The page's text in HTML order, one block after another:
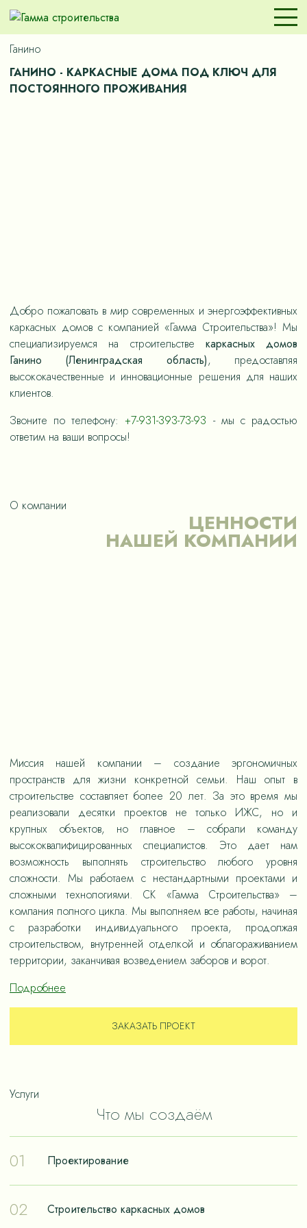
Ганино
ГАНИНО - КАРКАСНЫЕ ДОМА ПОД КЛЮЧ ДЛЯ
ПОСТОЯННОГО ПРОЖИВАНИЯ
Добро пожаловать в мир современных и энергоэффективных
каркасных домов с компанией «Гамма Строительства»! Мы
специализируемся на строительстве каркасных домов
Ганино (Ленинградская область), предоставляя
высококачественные и инновационные решения для наших
клиентов.
Звоните по телефону:+7-931-393-73-93 - мы с радостью
ответим на ваши вопросы!
О компании
ЦЕННОСТИ
НАШЕЙ КОМПАНИИ
Миссия нашей компании – создание эргономичных
пространств для жизни конкретной семьи. Наш опыт в
строительстве составляет более 20 лет. За это время мы
реализовали десятки проектов не только ИЖС, но и
крупных объектов, но главное – собрали команду
высококвалифицированных специалистов. Это дает нам
возможность выполнять строительство любого уровня
сложности. Мы работаем с нестандартными проектами и
сложными технологиями. СК «Гамма Строительства» –
компания полного цикла. Мы выполняем все работы, начиная
с разработки индивидуального проекта, продолжая
строительством, внутренней отделкой и облагораживанием
территории, заканчивая возведением заборов и ворот.
Подробнее
ЗАКАЗАТЬ ПРОЕКТ
Услуги
Что мы создаём
01
Проектирование
реализации мечты о собственном доме. Чтобы дом
02 Строительство каркасных домов